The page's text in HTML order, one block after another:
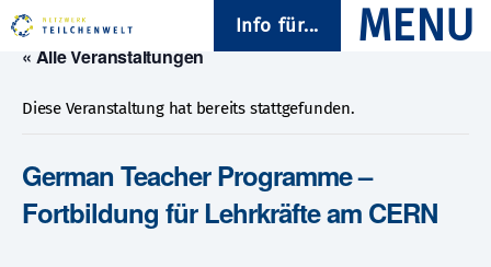
Info für...
« Alle Veranstaltungen
Diese Veranstaltung hat bereits stattgefunden.
German Teacher Programme –
Fortbildung für Lehrkräfte am CERN